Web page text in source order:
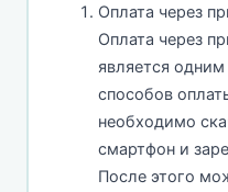
Оплата через
Оплата через
является
способов
необходимо
смартфон и
После этого